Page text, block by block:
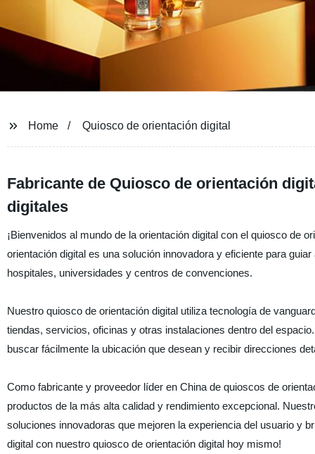
Home Quiosco de orientación digital
Fabricante de Quiosco de orientación
digitales
¡Bienvenidos al mundo de la orientación digital con el quiosco de
orientación digital es una solución innovadora y eficiente para
hospitales, universidades y centros de convenciones.
Nuestro quiosco de orientación digital utiliza tecnología de
tiendas, servicios, oficinas y otras instalaciones dentro del
buscar fácilmente la ubicación que desean y recibir direcciones
Como fabricante y proveedor líder en China de quioscos de
productos de la más alta calidad y rendimiento excepcional.
soluciones innovadoras que mejoren la experiencia del usuario y
digital con nuestro quiosco de orientación digital hoy mismo!